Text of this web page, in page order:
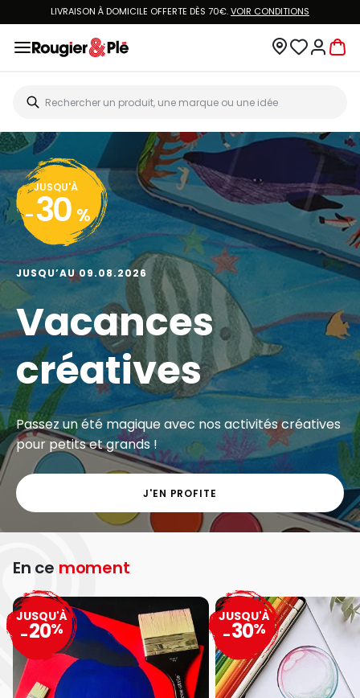
LIVRAISON À DOMICILE OFFERTE DÈS 70€.VOIR CONDITIONS
JUSQU'À
- 30 %
JUSQU’AU 09.08.2026
Vacances
créatives
Passez un été magique avec nos activités créatives
pour petits et grands !
J'EN PROFITE
En ce moment
JUSQU'À
-20%
JUSQU'À
-30%